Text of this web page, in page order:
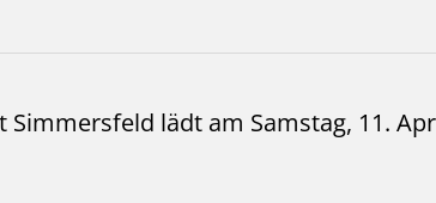
lädt am Samstag, 11.